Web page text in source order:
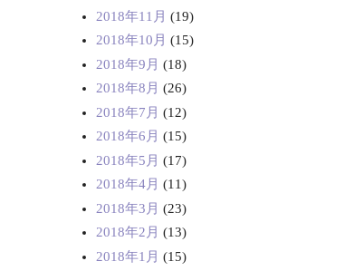
2018年11月 (19)
2018年10月 (15)
2018年9月 (18)
2018年8月 (26)
2018年7月 (12)
2018年6月 (15)
2018年5月 (17)
2018年4月 (11)
2018年3月 (23)
2018年2月 (13)
2018年1月 (15)